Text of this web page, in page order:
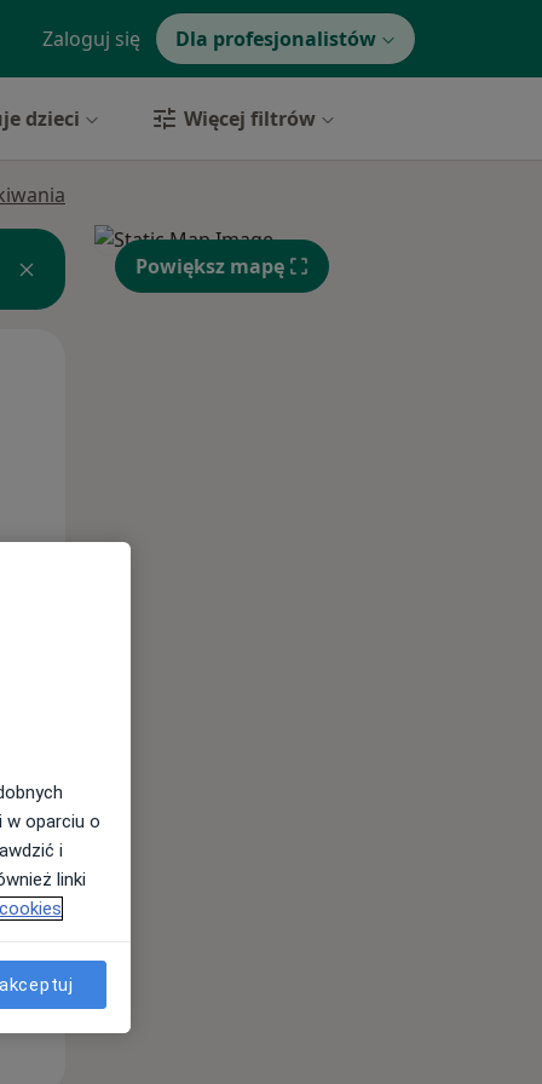
Zaloguj się Dla profesjonalistów
dzieci Więcej filtrów
10 Sie
Powiększ mapę
w oparciu o
i
linki